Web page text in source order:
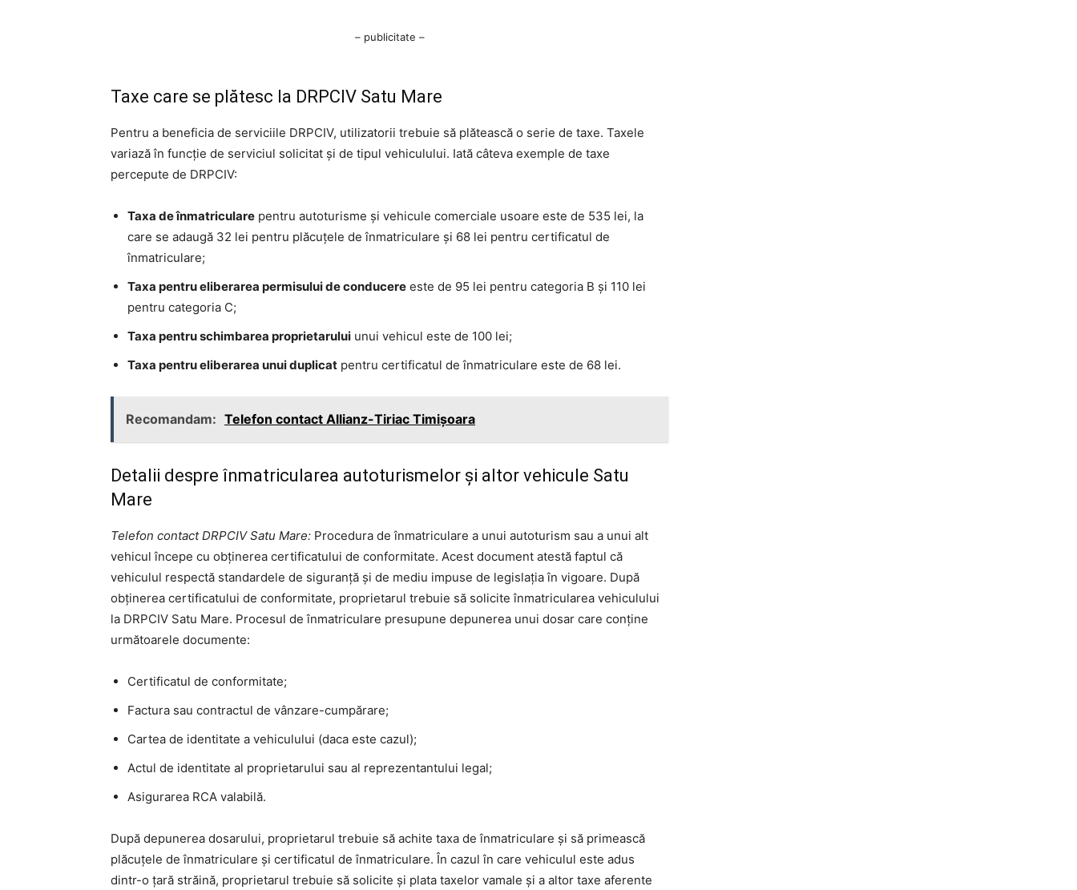
– publicitate –
Taxe care se plătesc la DRPCIV Satu Mare
Pentru a beneficia de serviciile DRPCIV, utilizatorii trebuie să plătească o serie de taxe. Taxele
variază în funcție de serviciul solicitat și de tipul vehiculului. Iată câteva exemple de taxe
percepute de DRPCIV:
Taxa de înmatriculare pentru autoturisme și vehicule comerciale usoare este de 535 lei, la
care se adaugă 32 lei pentru plăcuțele de înmatriculare și 68 lei pentru certificatul de
înmatriculare;
Taxa pentru eliberarea permisului de conducere este de 95 lei pentru categoria B și 110 lei
pentru categoria C;
Taxa pentru schimbarea proprietarului unui vehicul este de 100 lei;
Taxa pentru eliberarea unui duplicat pentru certificatul de înmatriculare este de 68 lei.
Recomandam: Telefon contact Allianz-Tiriac Timișoara
Detalii despre înmatricularea autoturismelor și altor vehicule Satu
Mare
Telefon contact DRPCIV Satu Mare: Procedura de înmatriculare a unui autoturism sau a unui alt
vehicul începe cu obținerea certificatului de conformitate. Acest document atestă faptul că
vehiculul respectă standardele de siguranță și de mediu impuse de legislația în vigoare. După
obținerea certificatului de conformitate, proprietarul trebuie să solicite înmatricularea vehiculului
la DRPCIV Satu Mare. Procesul de înmatriculare presupune depunerea unui dosar care conține
următoarele documente:
Certificatul de conformitate;
Factura sau contractul de vânzare-cumpărare;
Cartea de identitate a vehiculului (daca este cazul);
Actul de identitate al proprietarului sau al reprezentantului legal;
Asigurarea RCA valabilă.
După depunerea dosarului, proprietarul trebuie să achite taxa de înmatriculare și să primească
plăcuțele de înmatriculare și certificatul de înmatriculare. În cazul în care vehiculul este adus
dintr-o țară străină, proprietarul trebuie să solicite și plata taxelor vamale și a altor taxe aferente